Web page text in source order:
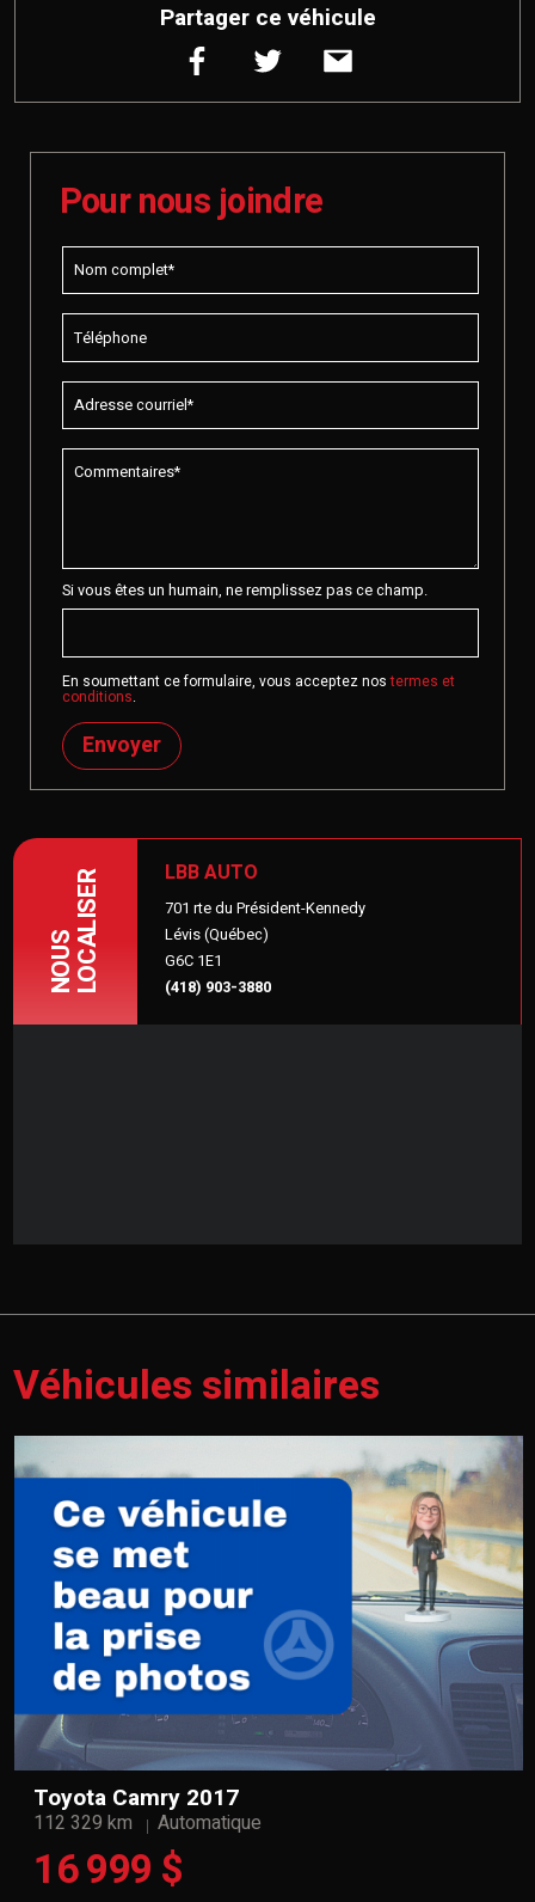
Partager ce véhicule
Pour nous joindre
Si vous êtes un humain, ne remplissez pas ce champ.
En soumettant ce formulaire, vous acceptez nostermes et
conditions.
Envoyer
NOUSLOCALISER LBB AUTO
701 rte du Président-Kennedy
Lévis (Québec)
G6C 1E1
(418) 903-3880
Véhicules similaires
Toyota Camry 2017
112 329 km Automatique
16 999 $